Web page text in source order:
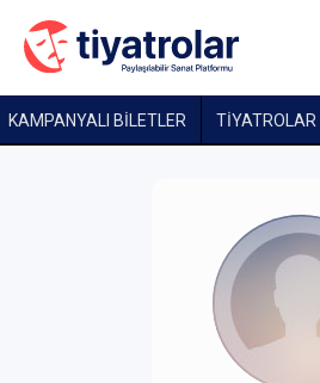
KAMPANYALI BİLETLER TİYATROLAR